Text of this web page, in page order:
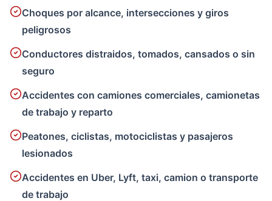
Choques por alcance, intersecciones y giros
peligrosos
Conductores distraidos, tomados, cansados o sin
seguro
Accidentes con camiones comerciales, camionetas
de trabajo y reparto
Peatones, ciclistas, motociclistas y pasajeros
lesionados
Accidentes en Uber, Lyft, taxi, camion o transporte
de trabajo